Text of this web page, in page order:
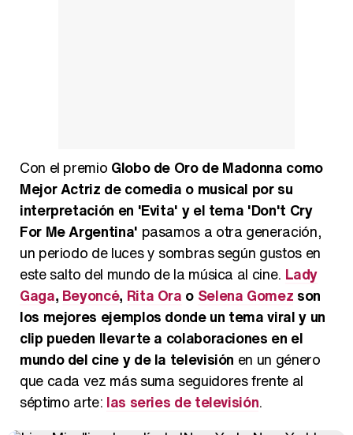
Con el premio Globo de Oro de Madonna como
Mejor Actriz de comedia o musical por su
interpretación en 'Evita' y el tema 'Don't Cry
For Me Argentina' pasamos a otra generación,
un periodo de luces y sombras según gustos en
este salto del mundo de la música al cine. Lady
Gaga, Beyoncé, Rita Ora o Selena Gomez son
los mejores ejemplos donde un tema viral y un
clip pueden llevarte a colaboraciones en el
mundo del cine y de la televisión en un género
que cada vez más suma seguidores frente al
séptimo arte: las series de televisión.